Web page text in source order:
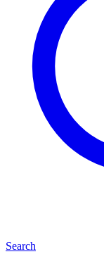
Search